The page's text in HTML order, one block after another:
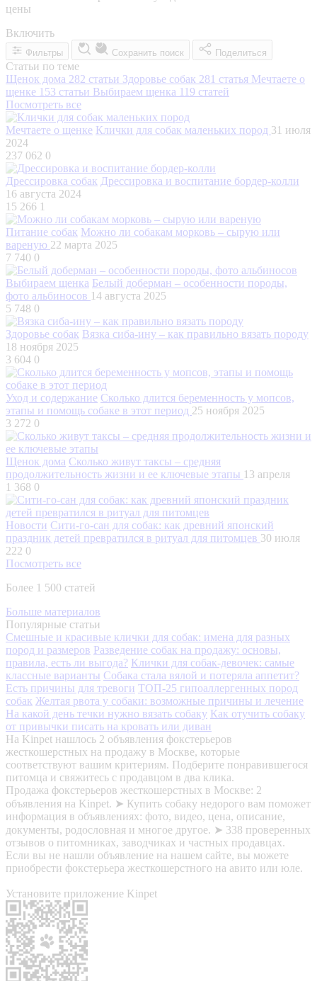
цены
Включить
Фильтры Сохранить поиск Поделиться
Статьи по теме
Щенок дома 282 статьи Здоровье собак 281 статья Мечтаете о
щенке 153 статьи Выбираем щенка 119 статей
Посмотреть все
Мечтаете о щенке Клички для собак маленьких пород 31 июля
2024
237 062 0
Дрессировка собак Дрессировка и воспитание бордер-колли
16 августа 2024
15 266 1
Питание собак Можно ли собакам морковь – сырую или
вареную 22 марта 2025
7 740 0
Выбираем щенка Белый доберман – особенности породы,
фото альбиносов 14 августа 2025
5 748 0
Здоровье собак Вязка сиба-ину – как правильно вязать породу
18 ноября 2025
3 604 0
Уход и содержание Сколько длится беременность у мопсов,
этапы и помощь собаке в этот период 25 ноября 2025
3 272 0
Щенок дома Сколько живут таксы – средняя
продолжительность жизни и ее ключевые этапы 13 апреля
1 368 0
Новости Сити-го-сан для собак: как древний японский
праздник детей превратился в ритуал для питомцев 30 июля
222 0
Посмотреть все
Более 1 500 статей
Больше материалов
Популярные статьи
Смешные и красивые клички для собак: имена для разных
пород и размеров Разведение собак на продажу: основы,
правила, есть ли выгода? Клички для собак-девочек: самые
классные варианты Собака стала вялой и потеряла аппетит?
Есть причины для тревоги ТОП-25 гипоаллергенных пород
собак Желтая рвота у собаки: возможные причины и лечение
На какой день течки нужно вязать собаку Как отучить собаку
от привычки писать на кровать или диван
На Kinpet нашлось 2 объявления фокстерьеров
жесткошерстных на продажу в Москве, которые
соответствуют вашим критериям. Подберите понравившегося
питомца и свяжитесь с продавцом в два клика.
Продажа фокстерьеров жесткошерстных в Москве: 2
объявления на Kinpet. ➤ Купить собаку недорого вам поможет
информация в объявлениях: фото, видео, цена, описание,
документы, родословная и многое другое. ➤ 338 проверенных
отзывов о питомниках, заводчиках и частных продавцах.
Если вы не нашли объявление на нашем сайте, вы можете
приобрести фокстерьера жесткошерстного на авито или юле.
Установите приложение Kinpet